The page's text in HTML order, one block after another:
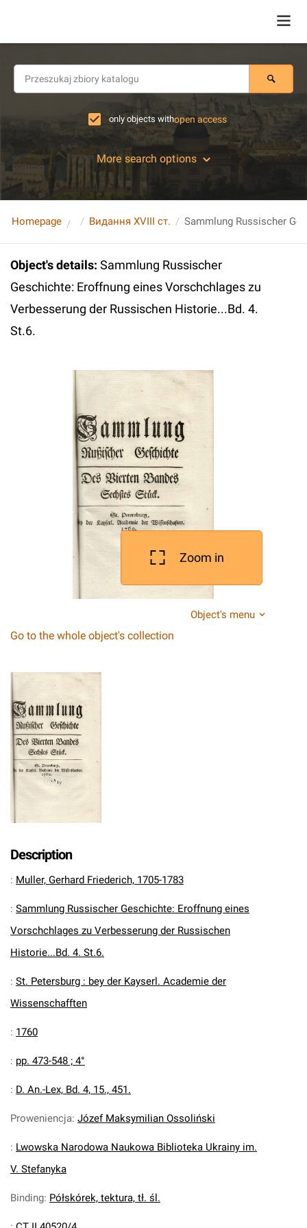
only objects withopen access
More search options
Homepage Видання XVIII ст.
Object's details: Sammlung Russischer
Geschichte: Eroffnung eines Vorschchlages zu
Verbesserung der Russischen Historie...Bd. 4.
St.6.
Zoom in
Object's menu
Go to the whole object's collection
Description
: Muller, Gerhard Friederich, 1705-1783
: Sammlung Russischer Geschichte: Eroffnung eines
Vorschchlages zu Verbesserung der Russischen
Historie...Bd. 4. St.6.
: St. Petersburg : bey der Kayserl. Academie der
Wissenschafften
: 1760
: pp. 473-548 ; 4°
: D. An.-Lex, Bd. 4, 15., 451.
Proweniencja: Józef Maksymilian Ossoliński
: Lwowska Narodowa Naukowa Biblioteka Ukrainy im.
V. Stefanyka
Binding: Półskórek, tektura, tł. śl.